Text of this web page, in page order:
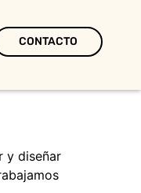
CONTACTO
y diseñar